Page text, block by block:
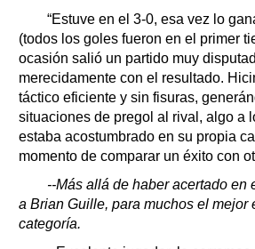
“Estuve en el 3-0, esa vez lo
(todos los goles fueron en el primer
ocasión salió un partido muy
merecidamente con el resultado.
táctico eficiente y sin fisuras,
situaciones de pregol al rival, algo a
estaba acostumbrado en su propia
momento de comparar un éxito con
--Más allá de haber acertado en
a Brian Guille, para muchos el mejor
categoría.